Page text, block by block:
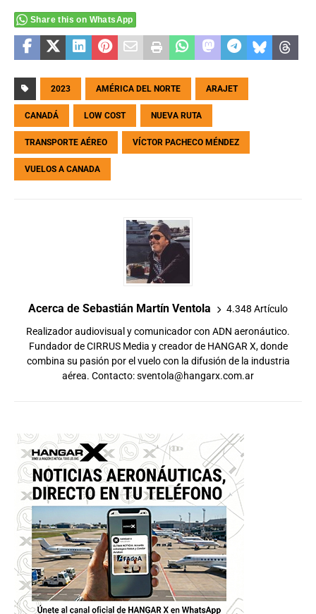
Share this on WhatsApp
2023 AMÉRICA DEL NORTE ARAJET
CANADÁ LOW COST NUEVA RUTA
TRANSPORTE AÉREO VÍCTOR PACHECO MÉNDEZ
VUELOS A CANADA
Acerca de Sebastián Martín Ventola 4.348 Artículo
Realizador audiovisual y comunicador con ADN aeronáutico.
Fundador de CIRRUS Media y creador de HANGAR X, donde
combina su pasión por el vuelo con la difusión de la industria
aérea. Contacto:sventola@hangarx.com.ar